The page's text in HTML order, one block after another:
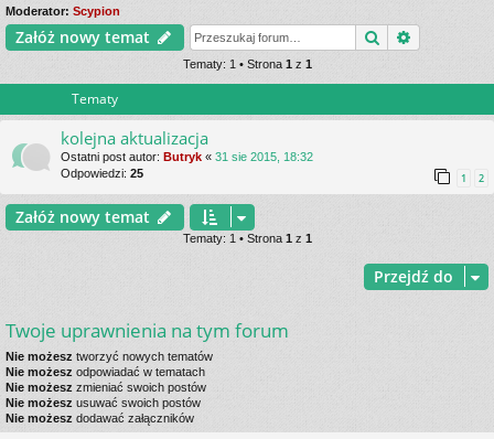
_L
IN
Moderator: Scypion
Załóż nowy temat Szukaj
Tematy: 1 • Strona 1 z 1
Tematy
kolejna aktualizacja
Ostatni post autor: Butryk « 31 sie 2015, 18:32
Odpowiedzi: 25 1 2
Załóż nowy temat
Tematy: 1 • Strona 1z 1
Przejdź do
Twoje uprawnienia na tym forum
Nie możesz tworzyć nowych tematów
Nie możesz odpowiadać w tematach
Nie możesz zmieniać swoich postów
Nie możesz usuwać swoich postów
Nie możesz dodawać załączników